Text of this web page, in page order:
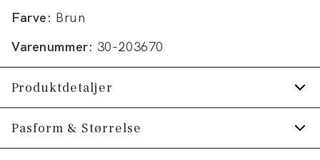
Farve: Brun
Varenummer: 30-203670
Produktdetaljer
Skjorten har button-down krave.
Manchetten har to knapper til at justere
Pasform & Størrelse